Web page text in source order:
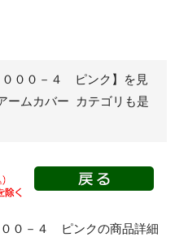
サポーター
００－４ ピンク】を見
ームカバー カテゴリも是
０－４ ピンクの商品詳細